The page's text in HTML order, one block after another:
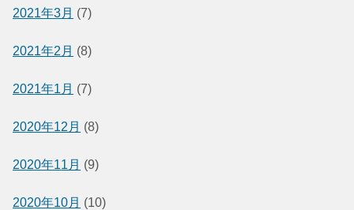
2021年3月 (7)
2021年2月 (8)
2021年1月 (7)
2020年12月 (8)
2020年11月 (9)
2020年10月 (10)